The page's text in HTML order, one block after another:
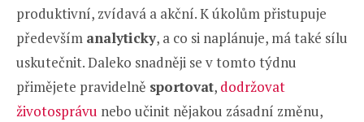
produktivní, zvídavá a akční. K úkolům přistupuje
především analyticky, a co si naplánuje, má také sílu
uskutečnit. Daleko snadněji se v tomto týdnu
přimějete pravidelně sportovat, dodržovat
životosprávu nebo učinit nějakou zásadní změnu,